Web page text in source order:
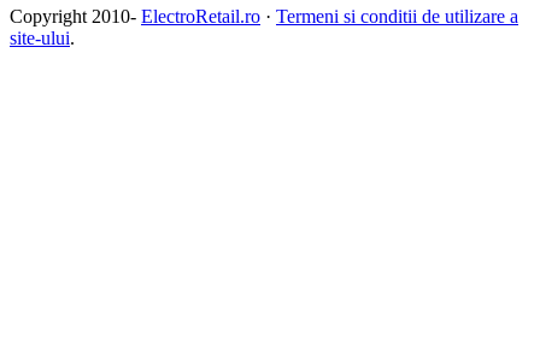
Copyright 2010- ElectroRetail.ro · Termeni si conditii de utilizare a
site-ului.